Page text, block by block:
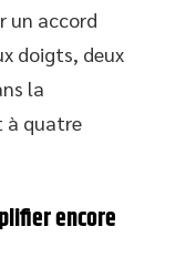
un accord
doigts, deux
la
à quatre
encore